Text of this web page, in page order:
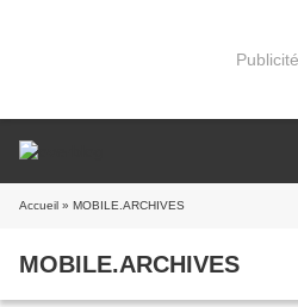
Publicité
Accueil » MOBILE.ARCHIVES
MOBILE.ARCHIVES